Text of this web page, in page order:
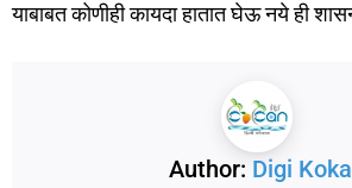
याबाबत कोणीही कायदा हातात घेऊ नये ही
Author: Digi